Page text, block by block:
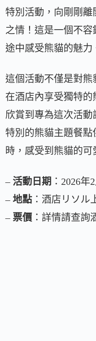
特別活動，向剛剛
之情！這是一個不
途中感受熊貓的魅力
這個活動不僅是對
在酒店內享受獨特
欣賞到專為這次活
特別的熊貓主題餐點
時，感受到熊貓的可
– 活動日期 ：2026年
–地點 ：酒店リソル
– 票價 ：詳情請查詢